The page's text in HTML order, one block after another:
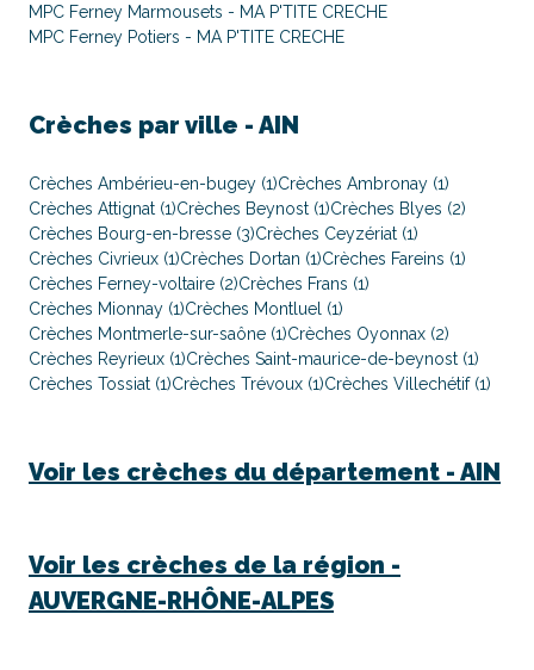
MPC Ferney Marmousets - MA P'TITE CRECHE
MPC Ferney Potiers - MA P'TITE CRECHE
Crèches par ville - AIN
Crèches Ambérieu-en-bugey (1)Crèches Ambronay (1)
Crèches Attignat (1)Crèches Beynost (1)Crèches Blyes (2)
Crèches Bourg-en-bresse (3)Crèches Ceyzériat (1)
Crèches Civrieux (1)Crèches Dortan (1)Crèches Fareins (1)
Crèches Ferney-voltaire (2)Crèches Frans (1)
Crèches Mionnay (1)Crèches Montluel (1)
Crèches Montmerle-sur-saône (1)Crèches Oyonnax (2)
Crèches Reyrieux (1)Crèches Saint-maurice-de-beynost (1)
Crèches Tossiat (1)Crèches Trévoux (1)Crèches Villechétif (1)
Voir les crèches du département - AIN
Voir les crèches de la région -
AUVERGNE-RHÔNE-ALPES